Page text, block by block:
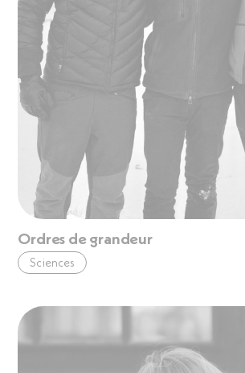
Ordres de grandeur
Sciences